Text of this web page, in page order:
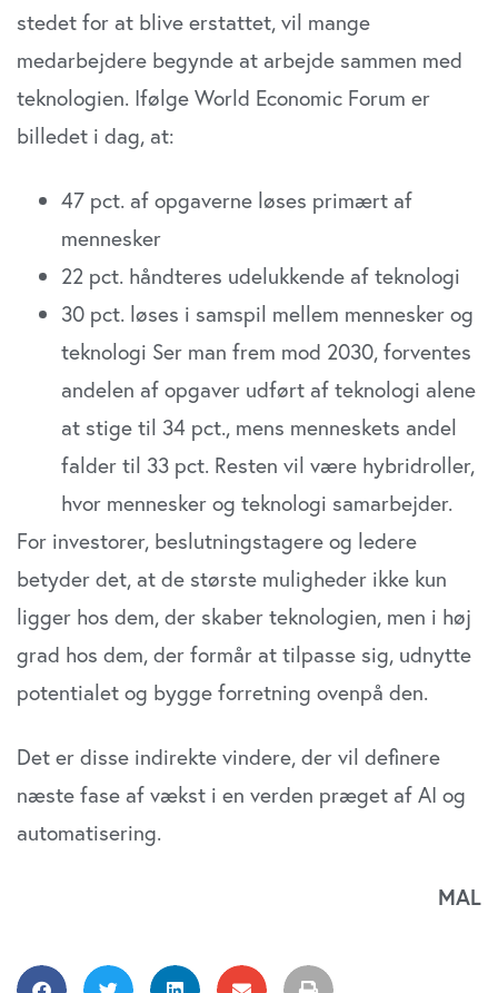
stedet for at blive erstattet, vil mange
medarbejdere begynde at arbejde sammen med
teknologien. Ifølge World Economic Forum er
billedet i dag, at:
47 pct. af opgaverne løses primært af
mennesker
22 pct. håndteres udelukkende af teknologi
30 pct. løses i samspil mellem mennesker og
teknologi Ser man frem mod 2030, forventes
andelen af opgaver udført af teknologi alene
at stige til 34 pct., mens menneskets andel
falder til 33 pct. Resten vil være hybridroller,
hvor mennesker og teknologi samarbejder.
For investorer, beslutningstagere og ledere
betyder det, at de største muligheder ikke kun
ligger hos dem, der skaber teknologien, men i høj
grad hos dem, der formår at tilpasse sig, udnytte
potentialet og bygge forretning ovenpå den.
Det er disse indirekte vindere, der vil definere
næste fase af vækst i en verden præget af AI og
automatisering.
MAL